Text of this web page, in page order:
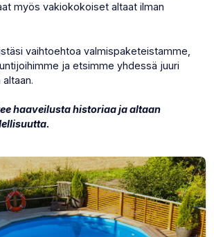
myös vakiokokoiset altaat ilman
vaihtoehtoa valmispaketeistamme,
ja etsimme yhdessä juuri
haaveilusta historiaa ja altaan